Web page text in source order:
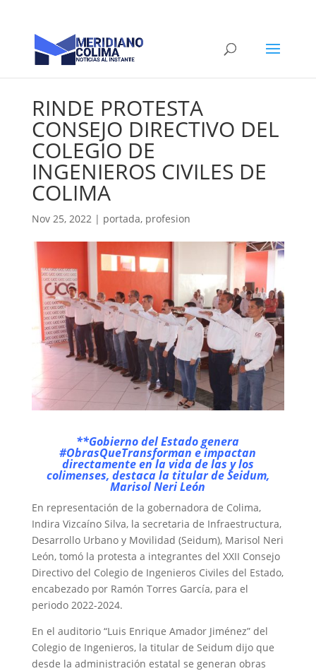
RINDE PROTESTA
CONSEJO DIRECTIVO DEL
COLEGIO DE
INGENIEROS CIVILES DE
COLIMA
Nov 25, 2022| portada, profesion
**Gobierno del Estado genera
#ObrasQueTransforman e impactan
directamente en la vida de las y los
colimenses, destaca la titular de Seidum,
Marisol Neri León
En representación de la gobernadora de Colima,
Indira Vizcaíno Silva, la secretaria de Infraestructura,
Desarrollo Urbano y Movilidad (Seidum), Marisol Neri
León, tomó la protesta a integrantes del XXII Consejo
Directivo del Colegio de Ingenieros Civiles del Estado,
encabezado por Ramón Torres García, para el
periodo 2022-2024.
En el auditorio “Luis Enrique Amador Jiménez” del
Colegio de Ingenieros, la titular de Seidum dijo que
desde la administración estatal se generan obras